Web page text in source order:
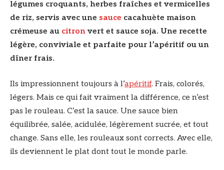
légumes croquants, herbes fraîches et vermicelles
de riz, servis avec une sauce cacahuète maison
crémeuse au citron vert et sauce soja. Une recette
légère, conviviale et parfaite pour l’apéritif ou un
dîner frais.
Ils impressionnent toujours à l’apéritif. Frais, colorés,
légers. Mais ce qui fait vraiment la différence, ce n’est
pas le rouleau. C’est la sauce. Une sauce bien
équilibrée, salée, acidulée, légèrement sucrée, et tout
change. Sans elle, les rouleaux sont corrects. Avec elle,
ils deviennent le plat dont tout le monde parle.